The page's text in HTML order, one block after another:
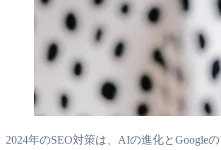
2024年のSEO対策は、AIの進化とGoogle